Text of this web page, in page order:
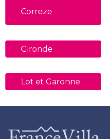
Correze
Gironde
Lot et Garonne